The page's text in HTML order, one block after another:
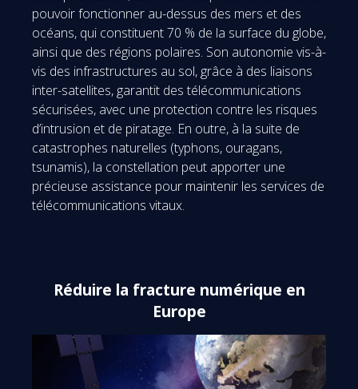
pouvoir fonctionner au-dessus des mers et des
océans, qui constituent 70 % de la surface du globe,
ainsi que des régions polaires. Son autonomie vis-à-
vis des infrastructures au sol, grâce à des liaisons
inter-satellites, garantit des télécommunications
sécurisées, avec une protection contre les risques
d’intrusion et de piratage. En outre, à la suite de
catastrophes naturelles (typhons, ouragans,
tsunamis), la constellation peut apporter une
précieuse assistance pour maintenir les services de
télécommunications vitaux.
Réduire la fracture numérique en
Europe